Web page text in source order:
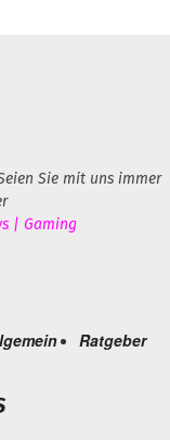
Sie mit uns immer
| Gaming
Ratgeber